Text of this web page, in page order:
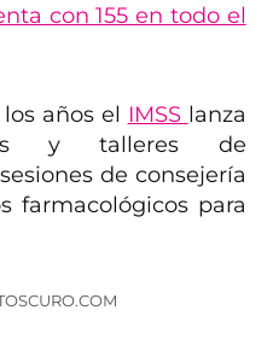
con 155 en todo el
años el IMSS lanza
y talleres de
de consejería
farmacológicos para